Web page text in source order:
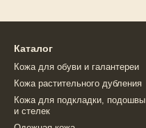
Каталог
Кожа для обуви и галантереи
Кожа растительного дубления
Кожа для подкладки, подошвы
и стелек